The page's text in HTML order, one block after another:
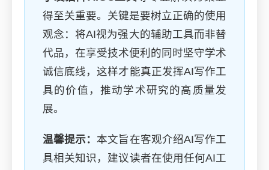
得至关重要。关键是要树立正确的使用
观念：将AI视为强大的辅助工具而非替
代品，在享受技术便利的同时坚守学术
诚信底线，这样才能真正发挥AI写作工
具的价值，推动学术研究的高质量发
展。
温馨提示： 本文旨在客观介绍AI写作工
具相关知识，建议读者在使用任何AI工